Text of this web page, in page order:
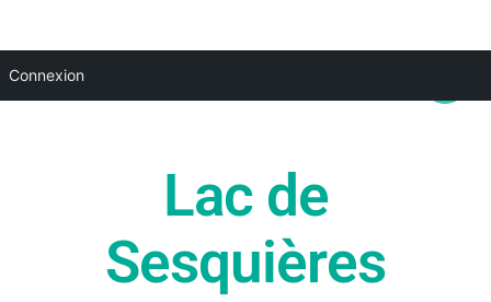
Connexion
Lac de
Sesquières